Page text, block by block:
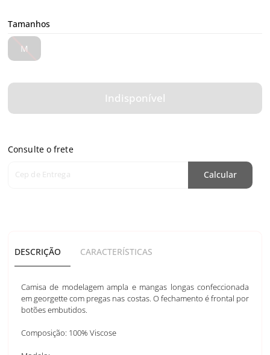
Tamanhos
M
Indisponível
Consulte o frete
Cep de Entrega Calcular
DESCRIÇÃO CARACTERÍSTICAS
Camisa de modelagem ampla e mangas longas confeccionada
em georgette com pregas nas costas. O fechamento é frontal por
botões embutidos.
Composição: 100% Viscose